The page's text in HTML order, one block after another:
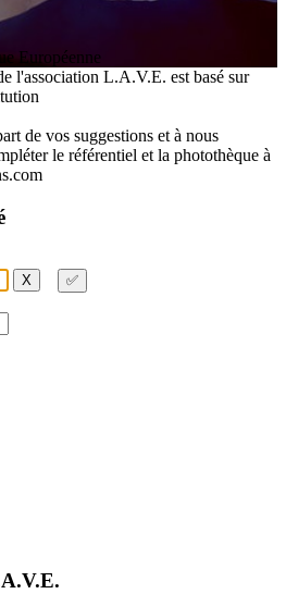
Européenne
l'association L.A.V.E. est basé sur
de vos suggestions et à nous
le référentiel et la photothèque à
X ✅